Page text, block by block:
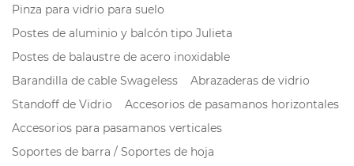
Pinza para vidrio para suelo
Postes de aluminio y balcón tipo Julieta
Postes de balaustre de acero inoxidable
Barandilla de cable Swageless
Abrazaderas de vidrio
Standoff de Vidrio
Accesorios de pasamanos horizontales
Accesorios para pasamanos verticales
Soportes de barra / Soportes de hoja